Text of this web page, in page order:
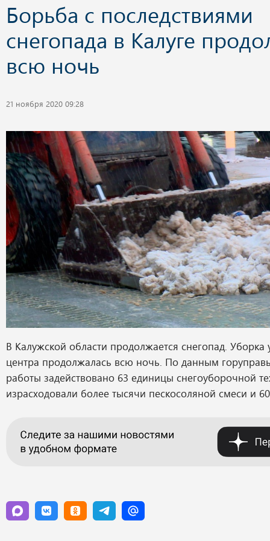
Борьба с последствиями
снегопада в Калуге
всю ночь
21 ноября 2020 09:28
В Калужской области продолжается снегопад. Уборка
центра продолжалась всю ночь. По данным
работы задействовано 63 единицы снегоуборочной
израсходовали более тысячи пескосоляной смеси и